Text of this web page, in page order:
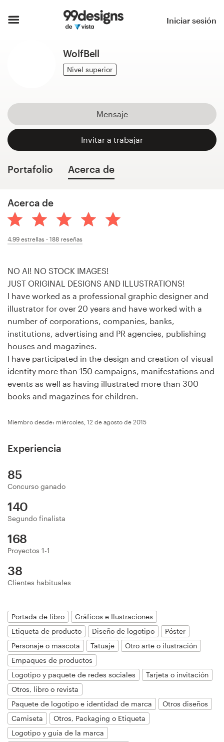
Iniciar sesión
WolfBell
Nivel superior
Mensaje
Invitar a trabajar
Portafolio Acerca de
Acerca de
4.99 estrellas - 188 reseñas
NO AI! NO STOCK IMAGES!
JUST ORIGINAL DESIGNS AND ILLUSTRATIONS!
I have worked as a professional graphic designer and
illustrator for over 20 years and have worked with a
number of corporations, companies, banks,
institutions, advertising and PR agencies, publishing
houses and magazines.
I have participated in the design and creation of visual
identity more than 150 campaigns, manifestations and
events as well as having illustrated more than 300
books and magazines for children.
Miembro desde: miércoles, 12 de agosto de 2015
Experiencia
85
Concurso ganado
140
Segundo finalista
168
Proyectos 1-1
38
Clientes habituales
Portada de libro
Gráficos e Ilustraciones
Etiqueta de producto
Diseño de logotipo
Póster
Personaje o mascota
Tatuaje
Otro arte o ilustración
Empaques de productos
Logotipo y paquete de redes sociales
Tarjeta o invitación
Otros, libro o revista
Paquete de logotipo e identidad de marca
Otros diseños
Camiseta
Otros, Packaging o Etiqueta
Logotipo y guía de la marca
de
diseño
Concursos de diseño
Descubra la inspiración
99designs Studio
99designs Pro
un
Tarjeta de presentación
Diseño de páginas web
Guía de la marca
Soporte
+1 877 513 9415
Centro de ayuda
Recursos
Precios